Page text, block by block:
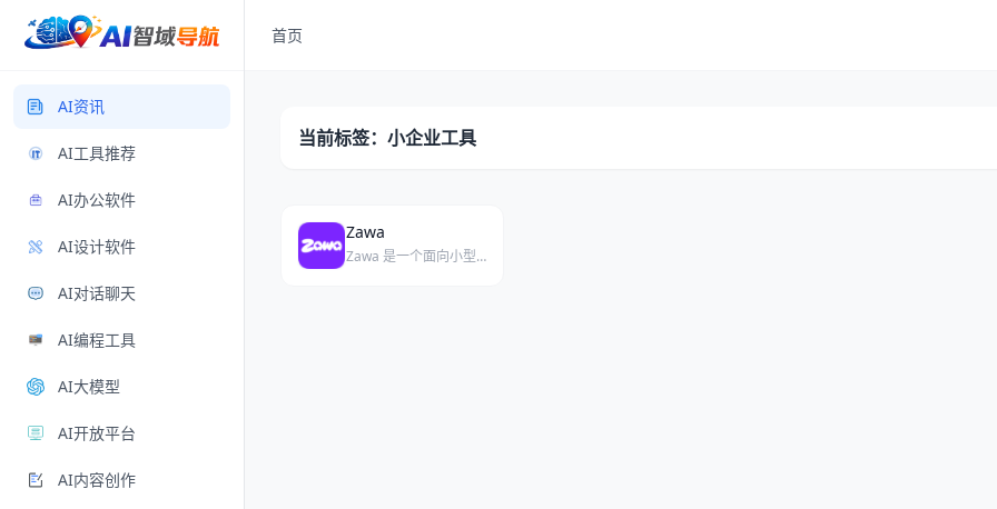
AI资讯
AI工具推荐
AI办公软件
AI设计软件
AI对话聊天
AI编程工具
AI大模型
AI开放平台
AI内容创作
首页
当前标签：小企业工具
Zawa
Zawa 是一个面向小型企业的 AI 品牌套件生成器和自助设计工具。